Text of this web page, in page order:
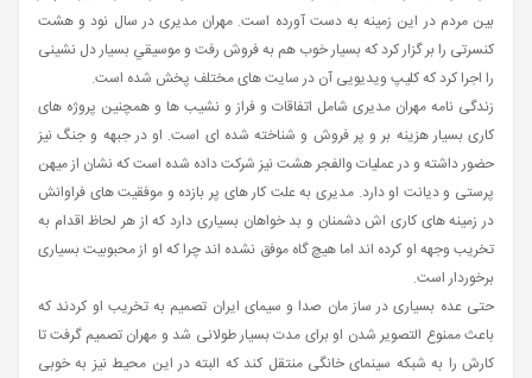
بین مردم در این زمینه به دست آورده است. مهران مدیری در سال نود و هشت
کنسرتی را بر گزار کرد که بسیار خوب هم به فروش رفت و موسيقي بسیار دل نشینی
را اجرا کرد که کلیپ ویدیویی آن در سایت های مختلف پخش شده است.
زندگی نامه مهران مدیری شامل اتفاقات و فراز و نشیب ها و همچنین پروژه های
کاری بسیار هزینه بر و پر فروش و شناخته شده ای است. او در جبهه و جنگ نیز
حضور داشته و در عملیات والفجر هشت نیز شرکت داده شده است که نشان از میهن
پرستی و دیانت او دارد. مدیری به علت کار های پر بازده و موفقیت های فراوانش
در زمینه های کاری اش دشمنان و بد خواهان بسیاری دارد که از هر لحاظ اقدام به
تخریب وجهه او کرده اند اما هیچ گاه موفق نشده اند چرا که او از محبوبیت بسیاری
برخوردار است.
حتی عده بسیاری در ساز مان صدا و سیمای ایران تصمیم به تخریب او کردند که
باعث ممنوع التصویر شدن او برای مدت بسیار طولانی شد و مهران تصمیم گرفت تا
کارش را به شبکه سینمای خانگی منتقل کند که البته در این محیط نیز به خوبی